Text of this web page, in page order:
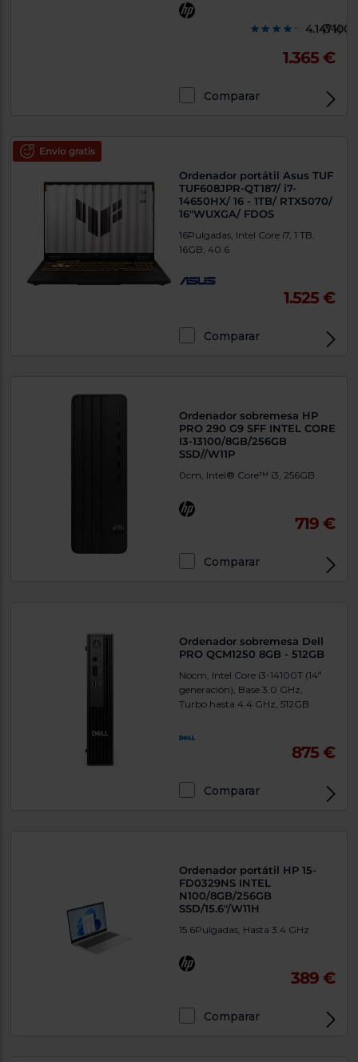
4.1471000
(34)
1.365 €
Comparar
Envío gratis
Ordenador portátil Asus TUF
TUF608JPR-QT187/ i7-
14650HX/ 16 - 1TB/ RTX5070/
16"WUXGA/ FDOS
16Pulgadas, Intel Core i7, 1 TB,
16GB, 40.6
1.525 €
Comparar
Ordenador sobremesa HP
PRO 290 G9 SFF INTEL CORE
I3-13100/8GB/256GB
SSD//W11P
0cm, Intel® Core™ i3, 256GB
719 €
Comparar
Ordenador sobremesa Dell
PRO QCM1250 8GB - 512GB
Nocm, Intel Core i3-14100T (14ª
generación), Base 3.0 GHz,
Turbo hasta 4.4 GHz, 512GB
875 €
Comparar
Ordenador portátil HP 15-
FD0329NS INTEL
N100/8GB/256GB
SSD/15.6"/W11H
15.6Pulgadas, Hasta 3.4 GHz
389 €
Comparar